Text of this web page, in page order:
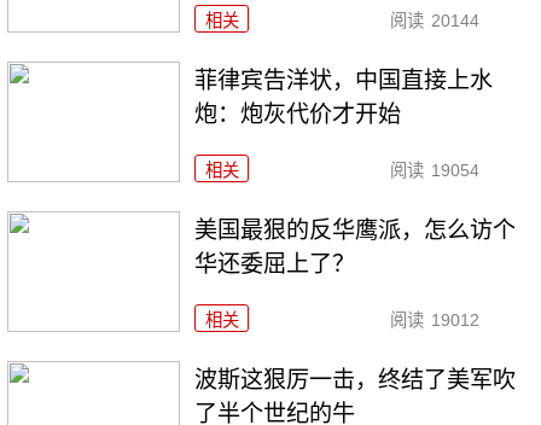
相关 阅读 20144
菲律宾告洋状，中国直接上水
炮：炮灰代价才开始
相关 阅读 19054
美国最狠的反华鹰派，怎么访个
华还委屈上了？
相关 阅读 19012
波斯这狠厉一击，终结了美军吹
了半个世纪的牛